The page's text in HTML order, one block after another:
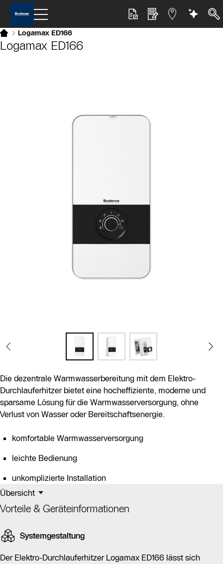
Logamax ED166
Logamax ED166
Die dezentrale Warmwasserbereitung mit dem Elektro-
Durchlauferhitzer bietet eine hocheffiziente, moderne und
sparsame Lösung für die Warmwasserversorgung, ohne
Verlust von Wasser oder Bereitschaftsenergie.
komfortable Warmwasserversorgung
leichte Bedienung
unkomplizierte Installation
Übersicht
Vorteile & Geräteinformationen
Systemgestaltung
Der Elektro-Durchlauferhitzer Logamax ED166 lässt sich